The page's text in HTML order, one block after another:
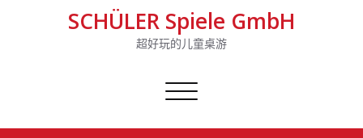
SCHÜLER Spiele GmbH
超好玩的儿童桌游
切
导